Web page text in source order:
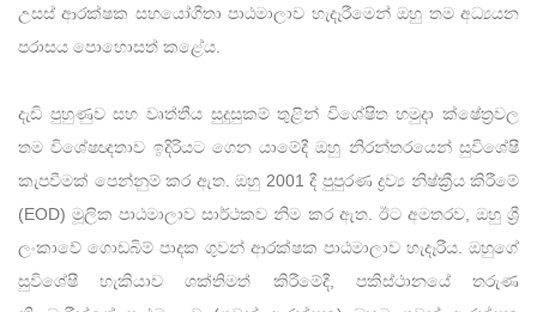
උසස් ආරක්ෂක සහයෝගීතා පාඨමාලාව හැදෑරීමෙන් ඔහු තම අධ්‍යයන
පරාසය පොහොසත් කළේය.
දැඩි පුහුණුව සහ වෘත්තීය සුදුසුකම් තුළින් විශේෂිත හමුදා ක්ෂේත්‍රවල
තම විශේෂඥතාව ඉදිරියට ගෙන යාමේදී ඔහු නිරන්තරයෙන් සුවිශේෂී
කැපවීමක් පෙන්නුම් කර ඇත. ඔහු 2001 දී පුපුරණ ද්‍රව්‍ය නිෂ්ක්‍රීය කිරීමේ
(EOD) මූලික පාඨමාලාව සාර්ථකව නිම කර ඇත. ඊට අමතරව, ඔහු ශ්‍රී
ලංකාවේ ගොඩබිම් පාදක ගුවන් ආරක්ෂක පාඨමාලාව හැදෑරීය. ඔහුගේ
සුවිශේෂී හැකියාව ශක්තිමත් කිරීමේදී, පකිස්ථානයේ තරුණ